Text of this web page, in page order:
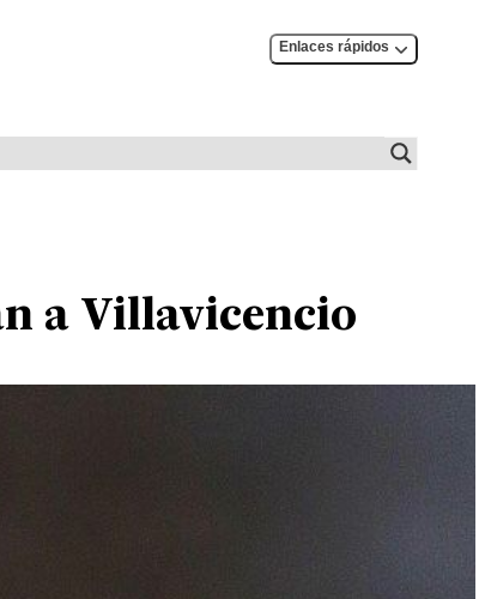
Enlaces rápidos
a Villavicencio